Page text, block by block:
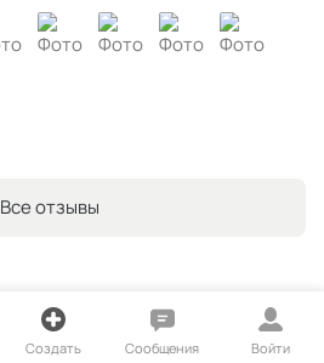
Все отзывы
Создать Сообщения Войти